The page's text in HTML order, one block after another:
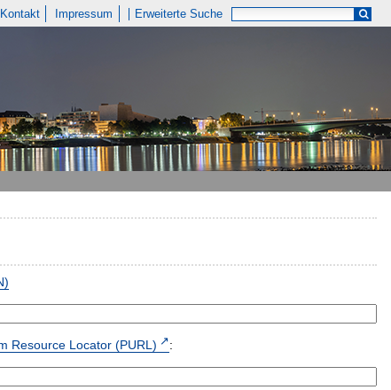
Kontakt Impressum Erweiterte Suche
Resource Locator (PURL) :